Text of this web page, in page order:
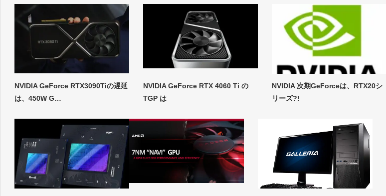
NVIDIA GeForce RTX3090Tiの遅延
は、450W G…
NVIDIA GeForce RTX 4060 Ti の
TGP は
NVIDIA 次期GeForceは、RTX20シ
リーズ?!